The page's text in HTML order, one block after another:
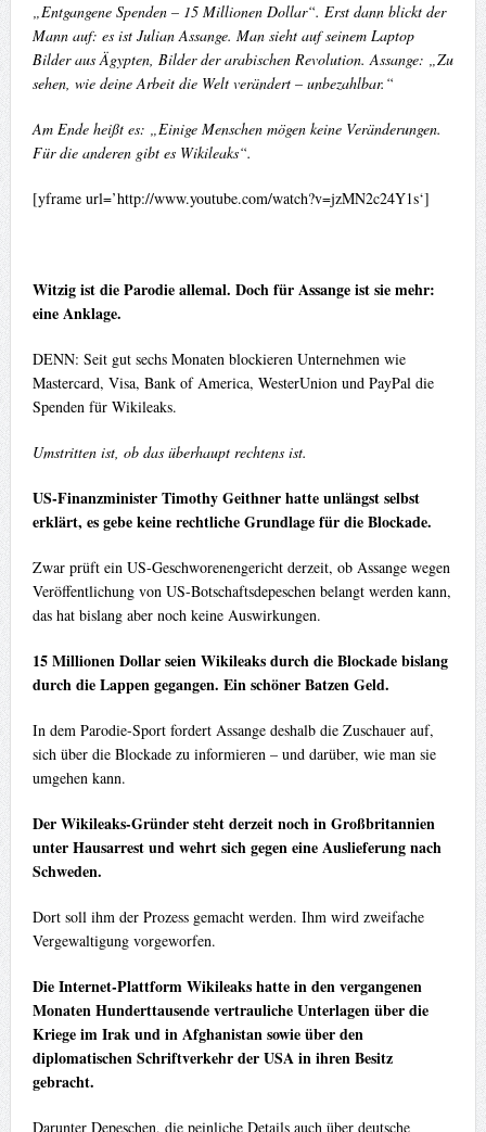
„Entgangene Spenden – 15 Millionen Dollar“. Erst dann blickt der
Mann auf: es ist Julian Assange. Man sieht auf seinem Laptop
Bilder aus Ägypten, Bilder der arabischen Revolution. Assange: „Zu
sehen, wie deine Arbeit die Welt verändert – unbezahlbar.“
Am Ende heißt es: „Einige Menschen mögen keine Veränderungen.
Für die anderen gibt es Wikileaks“.
[yframe url=’http://www.youtube.com/watch?v=jzMN2c24Y1s‘]
Witzig ist die Parodie allemal. Doch für Assange ist sie mehr:
eine Anklage.
DENN: Seit gut sechs Monaten blockieren Unternehmen wie
Mastercard, Visa, Bank of America, WesterUnion und PayPal die
Spenden für Wikileaks.
Umstritten ist, ob das überhaupt rechtens ist.
US-Finanzminister Timothy Geithner hatte unlängst selbst
erklärt, es gebe keine rechtliche Grundlage für die Blockade.
Zwar prüft ein US-Geschworenengericht derzeit, ob Assange wegen
Veröffentlichung von US-Botschaftsdepeschen belangt werden kann,
das hat bislang aber noch keine Auswirkungen.
15 Millionen Dollar seien Wikileaks durch die Blockade bislang
durch die Lappen gegangen. Ein schöner Batzen Geld.
In dem Parodie-Sport fordert Assange deshalb die Zuschauer auf,
sich über die Blockade zu informieren – und darüber, wie man sie
umgehen kann.
Der Wikileaks-Gründer steht derzeit noch in Großbritannien
unter Hausarrest und wehrt sich gegen eine Auslieferung nach
Schweden.
Dort soll ihm der Prozess gemacht werden. Ihm wird zweifache
Vergewaltigung vorgeworfen.
Die Internet-Plattform Wikileaks hatte in den vergangenen
Monaten Hunderttausende vertrauliche Unterlagen über die
Kriege im Irak und in Afghanistan sowie über den
diplomatischen Schriftverkehr der USA in ihren Besitz
gebracht.
Darunter Depeschen, die peinliche Details auch über deutsche